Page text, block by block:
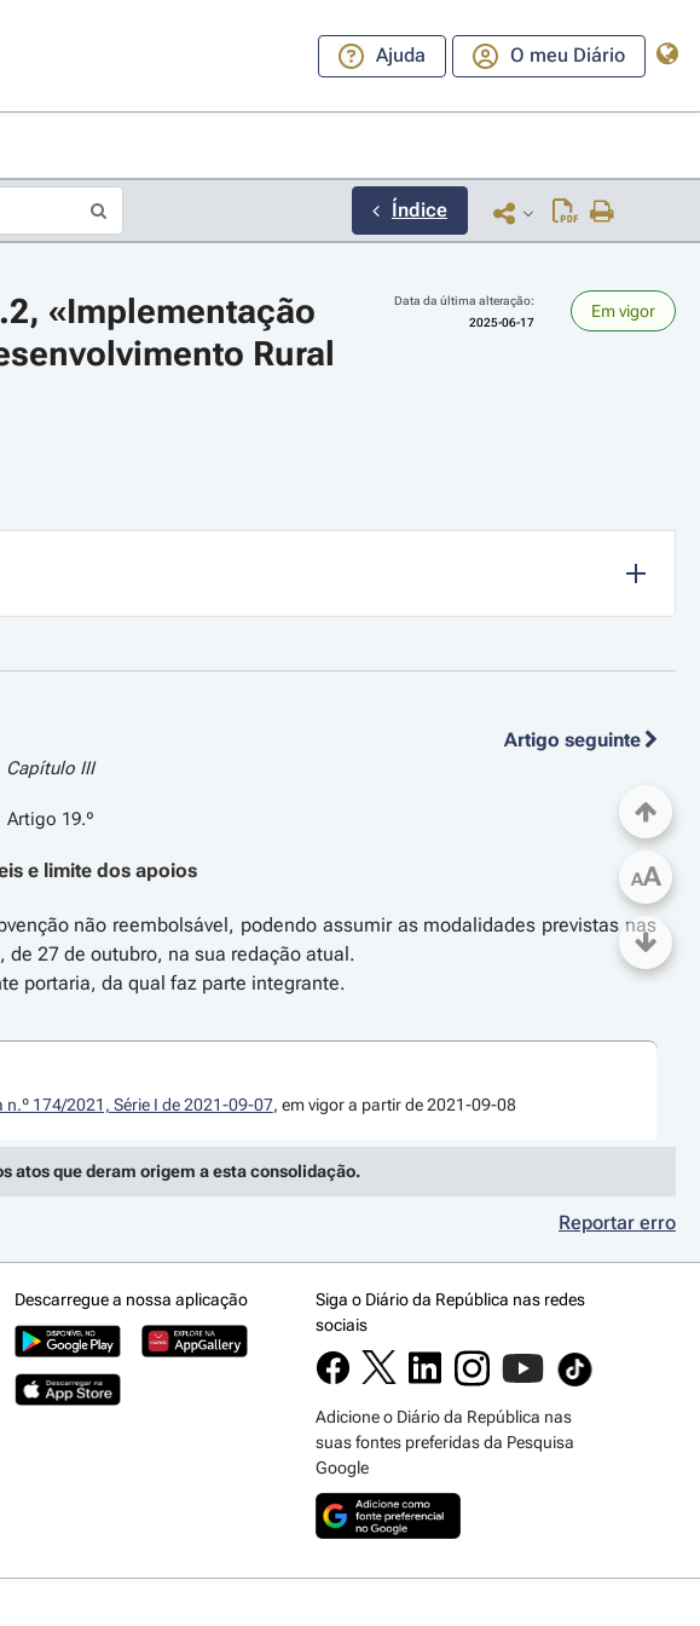
Ajuda O meu Diário
Índice
«Implementação
Rural
Data da última alteração:
2025-06-17
Em vigor
Artigo seguinte
Capítulo III
Artigo 19.º
e limite dos apoios
não reembolsável, podendo assumir as modalidades previstas nas
de 27 de outubro, na sua redação atual.
portaria, da qual faz parte integrante.
174/2021, Série I de 2021-09-07, em vigor a partir de 2021-09-08
atos que deram origem a esta consolidação.
Reportar erro
AA
Descarregue a nossa aplicação
Siga o Diário da República nas redes
sociais
Adicione o Diário da República nas
suas fontes preferidas da Pesquisa
Google